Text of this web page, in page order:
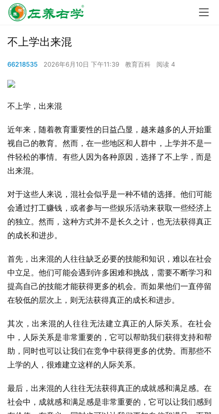
不上学出来混
66218535 2026年6月10日 下午11:39 教育百科 阅读 4
不上学，出来混
近年来，随着教育重要性的日益凸显，越来越多的人开始重
视自己的教育。然而，在一些地区和人群中，上学并不是一
件轻松的事情。有些人因为各种原因，选择了不上学，而是
出来混。
对于这些人来说，混社会似乎是一种不错的选择。他们可能
会通过打工赚钱，或者参与一些娱乐活动来获取一些经济上
的独立。然而，这种方式并不是长久之计，也无法获得真正
的成长和进步。
首先，出来混的人往往缺乏必要的技能和知识，难以在社会
中立足。他们可能会遇到许多困难和挑战，需要不断学习和
提高自己的技能才能获得更多的机会。而如果他们一直停留
在较低的层次上，则无法获得真正的成长和进步。
其次，出来混的人往往无法建立真正的人际关系。在社会
中，人际关系是非常重要的，它可以帮助我们获得支持和帮
助，同时也可以让我们在竞争中获得更多的优势。而那些不
上学的人，很难建立这样的人际关系。
最后，出来混的人往往无法获得真正的成就感和满足感。在
社会中，成就感和满足感是非常重要的，它可以让我们感到